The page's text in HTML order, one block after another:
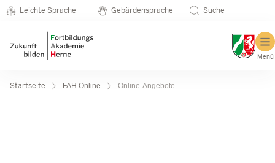
Direkt zum Inhalt Seminarkatalog
Metanavigation
Leichte Sprache Gebärdensprache Suche
Menü
Pfadnavigation
Startseite FAH Online Online-Angebote